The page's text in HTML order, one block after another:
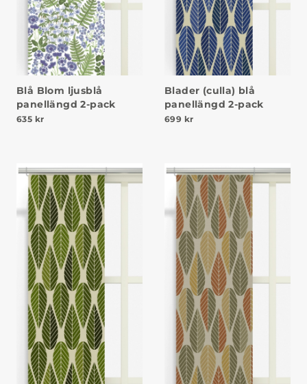
Blå Blom ljusblå
panellängd 2-pack
635 kr
Blader (culla) blå
panellängd 2-pack
699 kr